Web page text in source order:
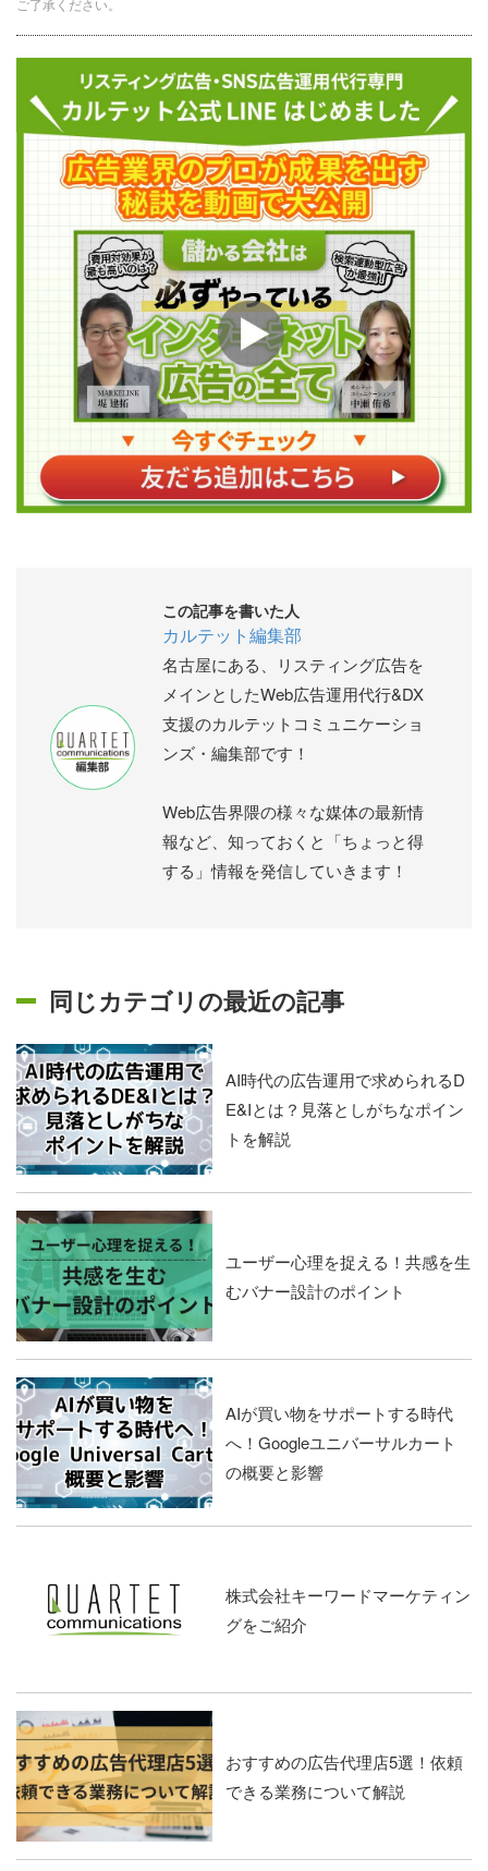
ご了承ください。
この記事を書いた人
カルテット編集部
名古屋にある、リスティング広告を
メインとしたWeb広告運用代行&DX
支援のカルテットコミュニケーショ
ンズ・編集部です！
Web広告界隈の様々な媒体の最新情
報など、知っておくと「ちょっと得
する」情報を発信していきます！
同じカテゴリの最近の記事
AI時代の広告運用で求められるD
E&Iとは？見落としがちなポイン
トを解説
ユーザー心理を捉える！共感を生
むバナー設計のポイント
AIが買い物をサポートする時代
へ！Googleユニバーサルカート
の概要と影響
株式会社キーワードマーケティン
グをご紹介
おすすめの広告代理店5選！依頼
できる業務について解説